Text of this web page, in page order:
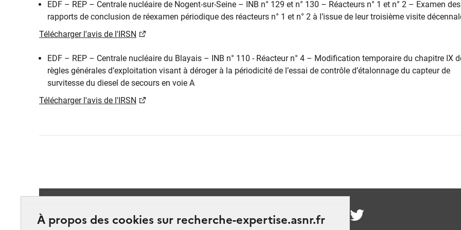
À propos des cookies sur recherche-expertise.asnr.fr
EDF – REP – Centrale nucléaire de Nogent-sur-Seine – INB n° 129 et n° 130 – Réacteurs n° 1 et n° 2 – Examen des
rapports de conclusion de réexamen périodique des réacteurs n° 1 et n° 2 à l’issue de leur troisième visite
Télécharger l'avis de l'IRSN
EDF – REP – Centrale nucléaire du Blayais – INB n° 110 - Réacteur n° 4 – Modification temporaire du chapitre IX
règles générales d’exploitation visant à déroger à la périodicité de l’essai de contrôle d’étalonnage du capteur de
survitesse du diesel de secours en voie A
Télécharger l'avis de l'IRSN
Suivez-nous